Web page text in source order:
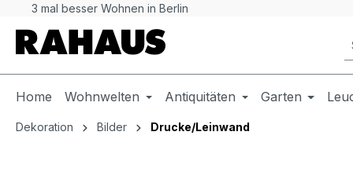
Hauptinhalt springen
Zur Suche springen
Zur Hauptnavigation springen
3 mal besser Wohnen in Berlin
Home Wohnwelten Antiquitäten Garten
Dekoration Bilder Drucke/Leinwand